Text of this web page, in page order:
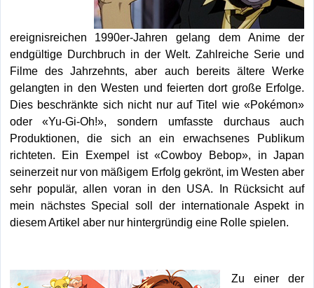
ereignisreichen 1990er-Jahren gelang dem Anime der
endgültige Durchbruch in der Welt. Zahlreiche Serie und
Filme des Jahrzehnts, aber auch bereits ältere Werke
gelangten in den Westen und feierten dort große Erfolge.
Dies beschränkte sich nicht nur auf Titel wie «Pokémon»
oder «Yu-Gi-Oh!», sondern umfasste durchaus auch
Produktionen, die sich an ein erwachsenes Publikum
richteten. Ein Exempel ist «Cowboy Bebop», in Japan
seinerzeit nur von mäßigem Erfolg gekrönt, im Westen aber
sehr populär, allen voran in den USA. In Rücksicht auf
mein nächstes Special soll der internationale Aspekt in
diesem Artikel aber nur hintergründig eine Rolle spielen.
Zu einer der